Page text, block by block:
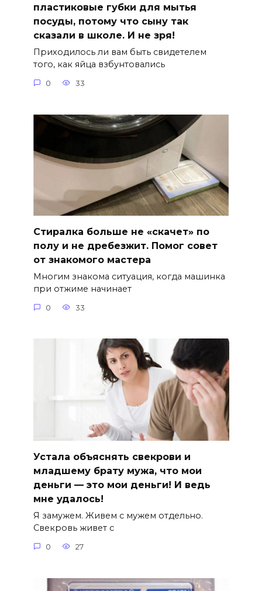
пластиковые губки для мытья
посуды, потому что сыну так
сказали в школе. И не зря!
Приходилось ли вам быть свидетелем
того, как яйца взбунтовались
0 33
Стиралка больше не «скачет» по
полу и не дребезжит. Помог совет
от знакомого мастера
Многим знакома ситуация, когда машинка
при отжиме начинает
0 33
Устала объяснять свекрови и
младшему брату мужа, что мои
деньги — это мои деньги! И ведь
мне удалось!
Я замужем. Живем с мужем отдельно.
Свекровь живет с
0 27